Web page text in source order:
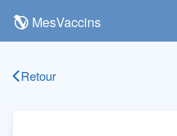
MesVaccins
Retour